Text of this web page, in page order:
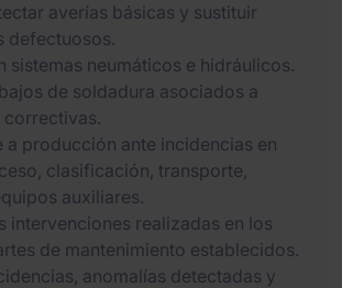
averías básicas y sustituir
defectuosos.
sistemas neumáticos e hidráulicos.
de soldadura asociados a
a producción ante incidencias en
clasificación, transporte,
auxiliares.
intervenciones realizadas en los
de mantenimiento establecidos.
anomalías detectadas y